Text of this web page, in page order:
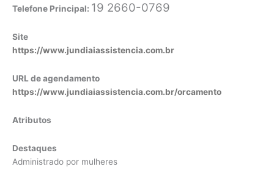
Telefone Principal: 19 2660-0769
Site
https://www.jundiaiassistencia.com.br
URL de agendamento
https://www.jundiaiassistencia.com.br/orcamento
Atributos
Destaques
Administrado por mulheres